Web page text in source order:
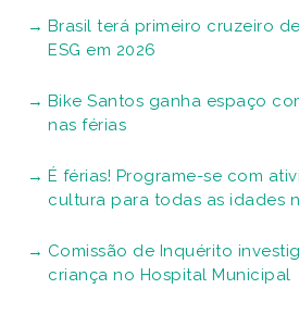
Brasil terá primeiro cruzeiro
ESG em 2026
Bike Santos ganha espaço
nas férias
É férias! Programe-se com
cultura para todas as idades
Comissão de Inquérito
criança no Hospital Municipal